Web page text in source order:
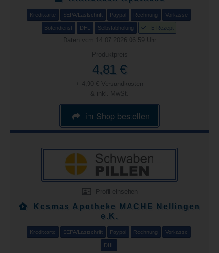
Kreditkarte SEPA/Lastschrift Paypal Rechnung Vorkasse
Botendienst DHL Selbstabholung E-Rezept
Daten vom 14.07.2026 06:59 Uhr
Produktpreis
4,81 €
+ 4,90 € Versandkosten
& inkl. MwSt.
im Shop bestellen
Profil einsehen
Kosmas Apotheke MACHE Nellingen
e.K.
Kreditkarte SEPA/Lastschrift Paypal Rechnung Vorkasse
DHL